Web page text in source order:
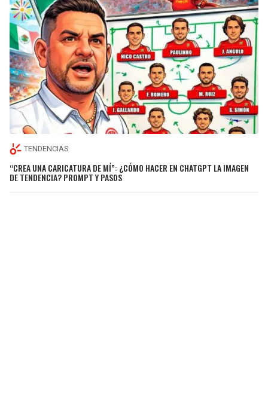
TENDENCIAS
“CREA UNA CARICATURA DE MÍ”: ¿CÓMO HACER EN CHATGPT LA IMAGEN
DE TENDENCIA? PROMPT Y PASOS